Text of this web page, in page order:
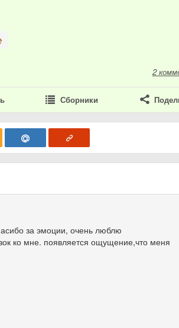
2
Сборники
за эмоции, очень люблю
ко мне. появляется ощущение,что меня